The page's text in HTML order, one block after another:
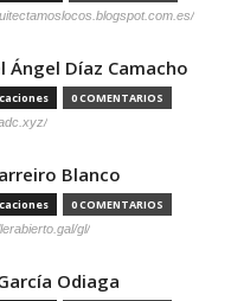
Ángel Díaz Camacho
0 COMENTARIOS
Blanco
0 COMENTARIOS
gl/
Odiaga